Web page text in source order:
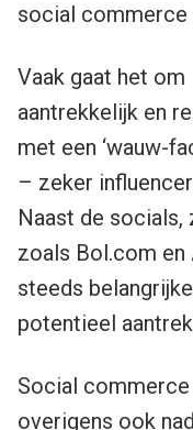
social commerce
Vaak gaat het om
aantrekkelijk en
met een ‘wauw-
– zeker
Naast de socials,
zoals Bol.com en
steeds
potentieel
Social
overigens ook